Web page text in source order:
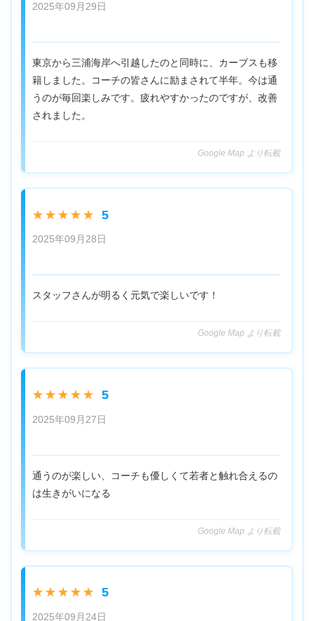
2025年09月29日
東京から三浦海岸へ引越したのと同時に、カーブスも移
籍しました。コーチの皆さんに励まされて半年。今は通
うのが毎回楽しみです。疲れやすかったのですが、改善
されました。
Google Map より転載
★★★★★ 5
2025年09月28日
スタッフさんが明るく元気で楽しいです！
Google Map より転載
★★★★★ 5
2025年09月27日
通うのが楽しい、コーチも優しくて若者と触れ合えるの
は生きがいになる
Google Map より転載
★★★★★ 5
2025年09月24日